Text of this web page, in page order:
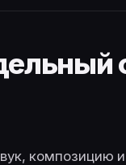
композицию